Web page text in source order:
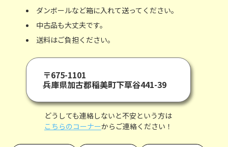
ダンボールなど箱に入れて送ってください。
中古品も大丈夫です。
送料はご負担ください。
〒675-1101
兵庫県加古郡稲美町下草谷441-39
どうしても連絡しないと不安という方は
こちらのコーナーからご連絡ください！